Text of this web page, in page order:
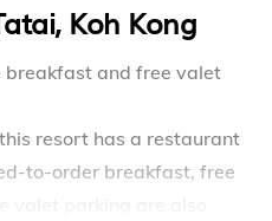
Koh Kong
breakfast and free valet
resort has a restaurant
to-order breakfast, free
valet parking are also